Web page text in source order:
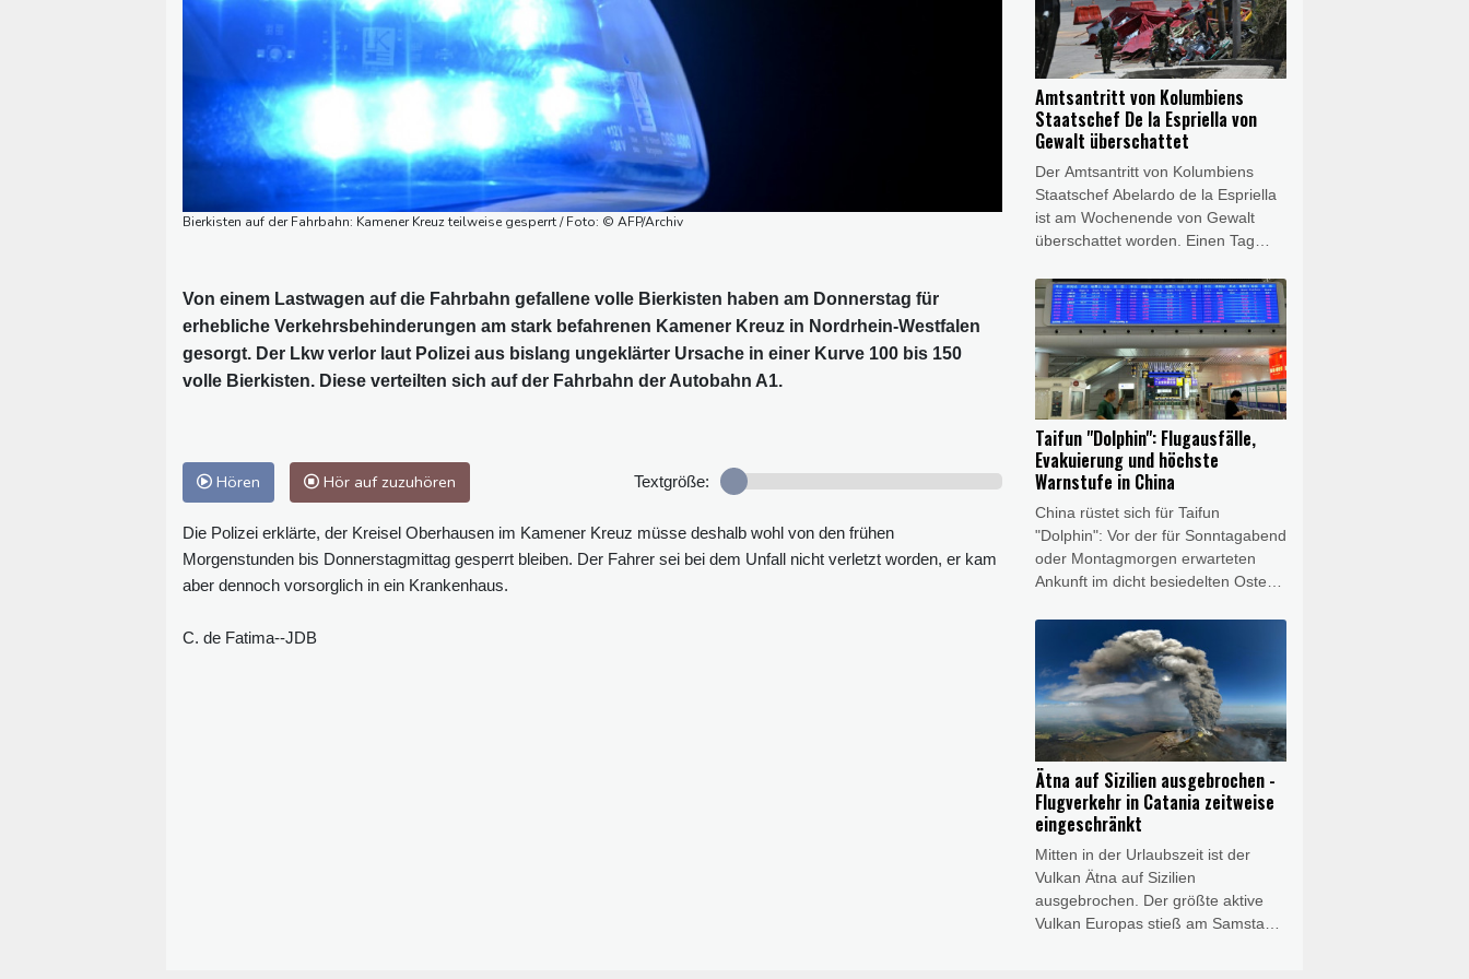
Bierkisten auf der Fahrbahn: Kamener Kreuz teilweise gesperrt / Foto: © AFP/Archiv
Von einem Lastwagen auf die Fahrbahn gefallene volle Bierkisten haben am Donnerstag für
erhebliche Verkehrsbehinderungen am stark befahrenen Kamener Kreuz in Nordrhein-Westfalen
gesorgt. Der Lkw verlor laut Polizei aus bislang ungeklärter Ursache in einer Kurve 100 bis 150
volle Bierkisten. Diese verteilten sich auf der Fahrbahn der Autobahn A1.
Hören Hör auf zuzuhören Textgröße:
Die Polizei erklärte, der Kreisel Oberhausen im Kamener Kreuz müsse deshalb wohl von den frühen
Morgenstunden bis Donnerstagmittag gesperrt bleiben. Der Fahrer sei bei dem Unfall nicht verletzt worden, er kam
aber dennoch vorsorglich in ein Krankenhaus.
C. de Fatima--JDB
Domstadt mitteilte. Die Beamten
leiteten Ermittlungen wegen des
Verdachts eines verbotenen
Kraftfahrzeugrennens ein.
Amtsantritt von Kolumbiens
Staatschef De la Espriella von
Gewalt überschattet
Der Amtsantritt von Kolumbiens
Staatschef Abelardo de la Espriella
ist am Wochenende von Gewalt
überschattet worden. Einen Tag
Hardliners wurden am Samstag an
verschiedenen Orten des
südamerikanischen Landes zwei
Bombenanschläge verübt, wie die
Armee mitteilte. Für einen der
Anschläge machte das Militär
abtrünnige Guerillakämpfer
verantwortlich. De la Espriella
verurteilte die Anschläge scharf.
Zuvor hatte er seine Absicht
bekräftigt, wieder für "Ordnung" zu
sorgen.
Taifun "Dolphin": Flugausfälle,
Evakuierung und höchste
Warnstufe in China
China rüstet sich für Taifun
"Dolphin": Vor der für Sonntagabend
oder Montagmorgen erwarteten
Ankunft im dicht besiedelten Osten
1000 Flüge gestrichen worden,
zehntausende Menschen wurden
evakuiert. Chinas Nationales
Meteorologisches Zentrum gab am
Sonntag eine Taifun-Warnung der
höchsten Stufe heraus. "Dolphin"
hatte in den vergangenen Tagen
bereits heftigen Regen und starke
Winde über die japanische Insel
Okinawa gebracht, sieben
Menschen wurden verletzt.
Ätna auf Sizilien ausgebrochen -
Flugverkehr in Catania zeitweise
eingeschränkt
Mitten in der Urlaubszeit ist der
Vulkan Ätna auf Sizilien
ausgebrochen. Der größte aktive
Vulkan Europas stieß am Samstag